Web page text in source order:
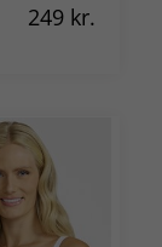
249 kr.